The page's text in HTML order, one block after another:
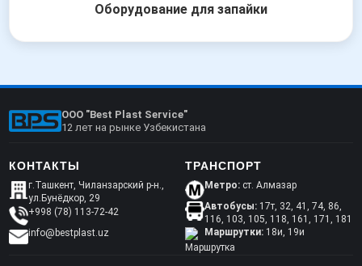
Оборудование для запайки
OOO "Best Plast Service"
12 лет на рынке Узбекистана
КОНТАКТЫ
г.Ташкент, Чиланзарский р-н.,
ул.Бунёдкор, 29
+998 (78) 113-72-42
info@bestplast.uz
ТРАНСПОРТ
Метро: ст. Алмазар
Автобусы: 17т, 32, 41, 74, 86,
116, 103, 105, 118, 161, 171, 181
Маршрутки: 18и, 19и